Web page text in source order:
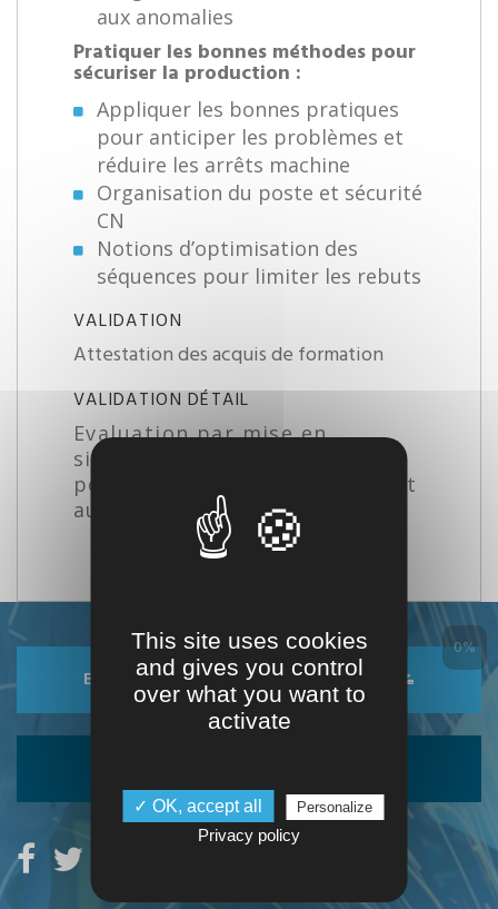
aux anomalies
Pratiquer les bonnes méthodes pour
sécuriser la production :
Appliquer les bonnes pratiques
pour anticiper les problèmes et
réduire les arrêts machine
Organisation du poste et sécurité
CN
Notions d’optimisation des
séquences pour limiter les rebuts
VALIDATION
Attestation des acquis de formation
VALIDATION DÉTAIL
Evaluation par mise en
situation pratique et QCM
pour valider compréhension et
autonomie initiale
ENREGISTRER DANS MON ESPACE
0%
This site uses cookies
and gives you control
over what you want to
activate
✓ OK, accept all Personalize
Privacy policy